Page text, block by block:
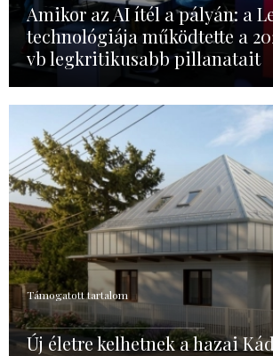
Amikor az AI ítél a pályán: a
technológiája működtette a
vb legkritikusabb pillanatait
Támogatott tartalom
Új életre kelhetnek a hazai